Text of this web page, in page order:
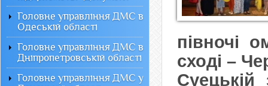
півночі
сході –
Головне управління ДМС в
Одеській області
Головне управління ДМС в
Дніпропетровській області
Головне управління ДМС у